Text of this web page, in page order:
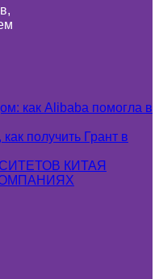
как Alibaba помогла в
получить Грант в
КИТАЯ